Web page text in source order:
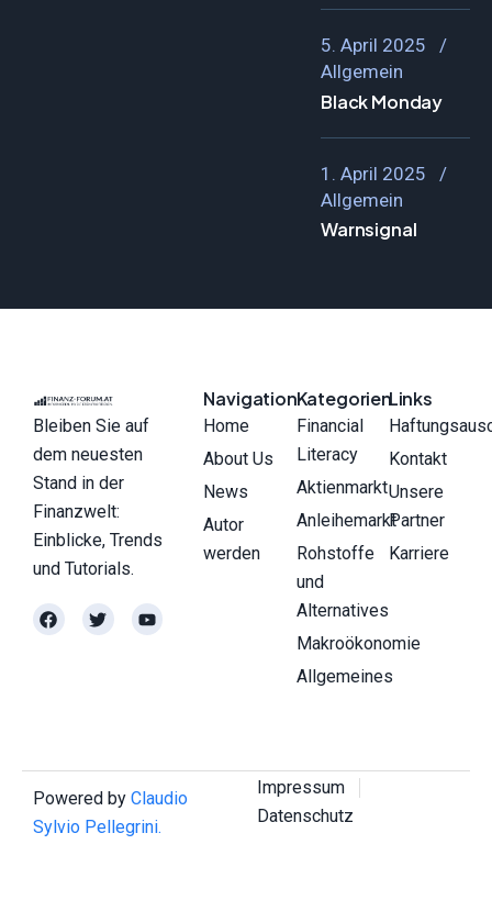
5. April 2025
Allgemein
Black Monday
1. April 2025
Allgemein
Warnsignal
Bleiben Sie auf
dem neuesten
Stand in der
Finanzwelt:
Einblicke, Trends
und Tutorials.
Navigation
Home
About Us
News
Autor
werden
Kategorien
Financial
Literacy
Aktienmarkt
Anleihemarkt
Rohstoffe
und
Alternatives
Makroökonomie
Allgemeines
Links
Kontakt
Unsere
Partner
Karriere
Powered by Claudio
Sylvio Pellegrini.
Impressum
Datenschutz